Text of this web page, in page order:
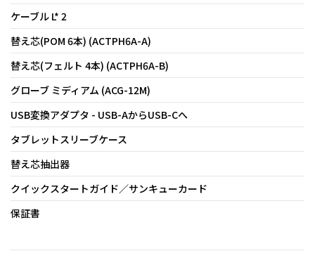
ケーブル L* 2
替え芯(POM 6本) (ACTPH6A-A)
替え芯(フェルト 4本) (ACTPH6A-B)
グローブ ミディアム (ACG-12M)
USB変換アダプタ - USB-AからUSB-Cへ
タブレットスリーブケース
替え芯抽出器
クイックスタートガイド／サンキューカード
保証書